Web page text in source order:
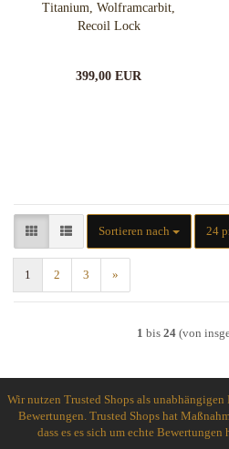
Titanium, Wolframcarbit,
Recoil Lock
399,00 EUR
Sortieren nach
Sortieren nach 24
pro
1 2 3 »
1 bis 24(von
Wir nutzen Trusted Shops als
Bewertungen. Trusted Shops hat
dass es es sich um echte Bewertungen